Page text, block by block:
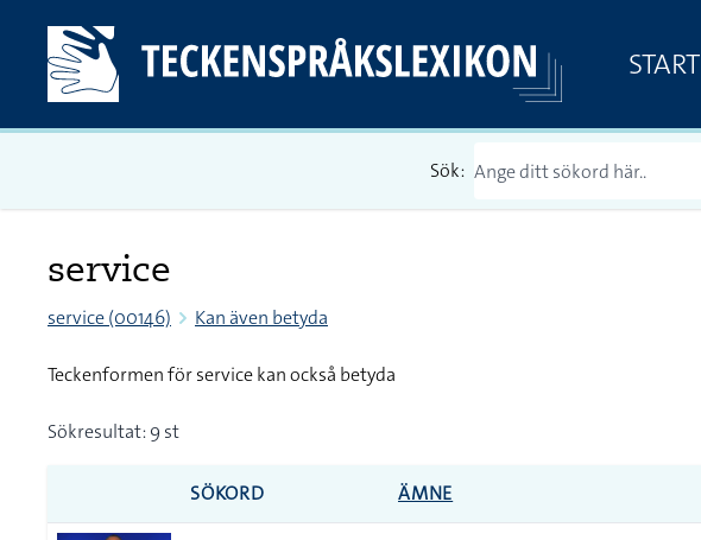
START
Sök:
service
service (00146) Kan även betyda
Teckenformen för service kan också betyda
Sökresultat: 9 st
SÖKORD ÄMNE